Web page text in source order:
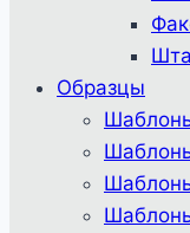
Образцы